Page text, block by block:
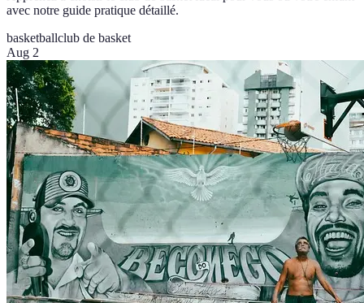
avec notre guide pratique détaillé.
basketballclub de basket
Aug 2